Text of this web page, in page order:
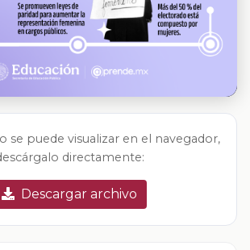
se puede visualizar en el navegador,
directamente:
Descargar archivo